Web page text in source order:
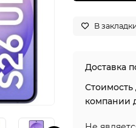
В
Доставка
Стоимость
компании